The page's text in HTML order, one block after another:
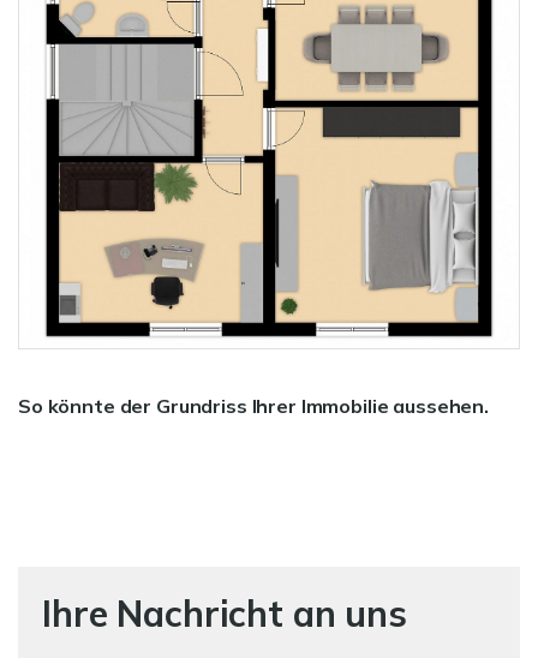
So könnte der Grundriss Ihrer Immobilie aussehen.
Ihre Nachricht an uns